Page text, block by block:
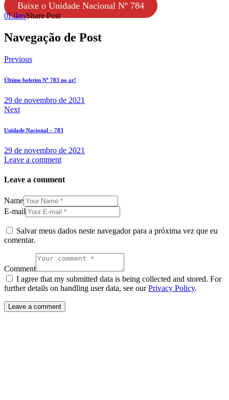
Baixe o Unidade Nacional Nº 784
0LikesShare Post
Navegação de Post
Previous
Último boletim Nº 783 no ar!
29 de novembro de 2021
Next
Unidade Nacional – 783
29 de novembro de 2021
Leave a comment
Leave a comment
Name
E-mail
Salvar meus dados neste navegador para a próxima vez que eu
comentar.
Comment
I agree that my submitted data is being collected and stored. For
further details on handling user data, see ourPrivacy Policy.